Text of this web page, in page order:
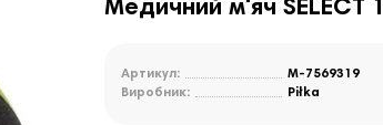
Медичний м'яч SELECT
Артикул:
M-7569319
Виробник:
Piłka